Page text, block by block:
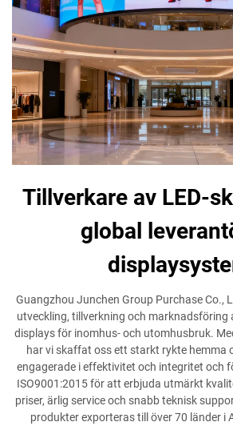
Tillverkare av LED-
global
Guangzhou Junchen Group Purchase Co.,
utveckling, tillverkning och marknadsföring
displays för inomhus- och utomhusbruk.
har vi skaffat oss ett starkt rykte hemma
engagerade i effektivitet och integritet och
ISO9001:2015 för att erbjuda utmärkt
priser, ärlig service och snabb teknisk
produkter exporteras till över 70 länder i